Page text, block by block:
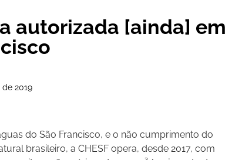
autorizada [ainda] em
2019
do São Francisco, e o não cumprimento do
brasileiro, a CHESF opera, desde 2017, com